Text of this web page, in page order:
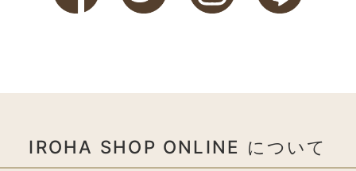
IROHA SHOP ONLINE について